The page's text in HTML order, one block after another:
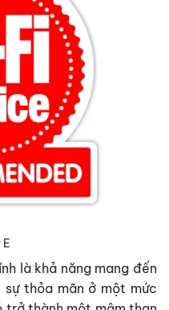
là khả năng mang đến
thỏa mãn ở một mức